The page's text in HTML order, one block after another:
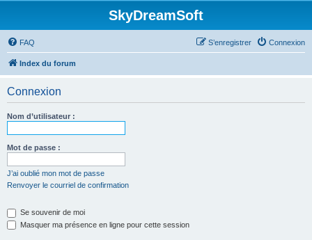
SkyDreamSoft
FAQ Connexion
S’enregistrer
Index du forum
Connexion
Nom d’utilisateur :
Mot de passe :
J’ai oublié mon mot de passe
Renvoyer le courriel de confirmation
Se souvenir de moi
Masquer ma présence en ligne pour cette session